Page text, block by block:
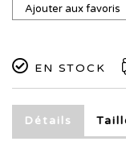
Ajouter aux favoris
EN STOCK
Détails